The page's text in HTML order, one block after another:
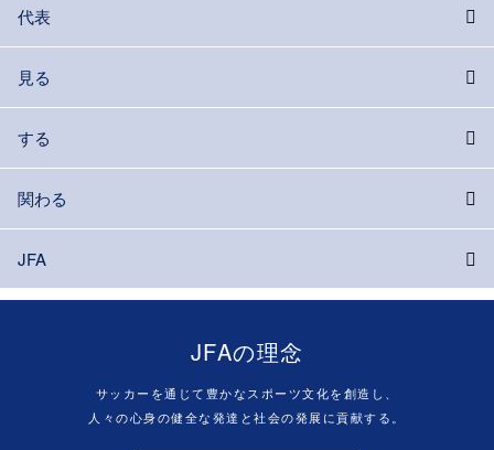
代表
見る
する
関わる
JFA
JFAの理念
サッカーを通じて豊かなスポーツ文化を創造し、
人々の心身の健全な発達と社会の発展に貢献する。